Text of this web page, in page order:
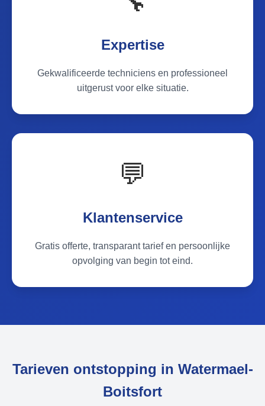
Expertise
Gekwalificeerde techniciens en professioneel
uitgerust voor elke situatie.
💬
Klantenservice
Gratis offerte, transparant tarief en persoonlijke
opvolging van begin tot eind.
Tarieven ontstopping in Watermael-
Boitsfort